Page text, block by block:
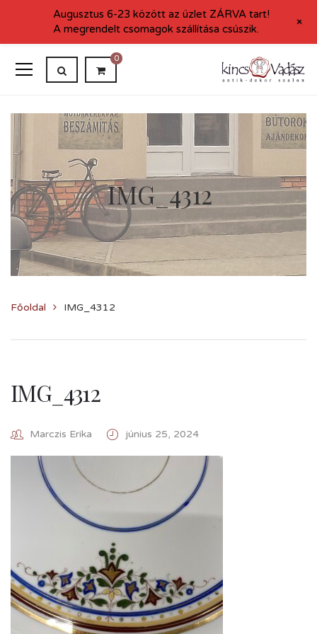
0
IMG_4312
Főoldal IMG_4312
IMG_4312
Marczis Erika június 25, 2024
Augusztus 6-23 között az üzlet ZÁRVA tart!
A megrendelt csomagok szállítása csúszik.
+